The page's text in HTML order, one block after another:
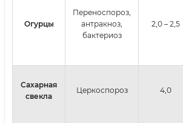
Огурцы
Переноспороз,
антракноз,
бактериоз
2,0 – 2,5
Сахарная
свекла
Церкоспороз 4,0